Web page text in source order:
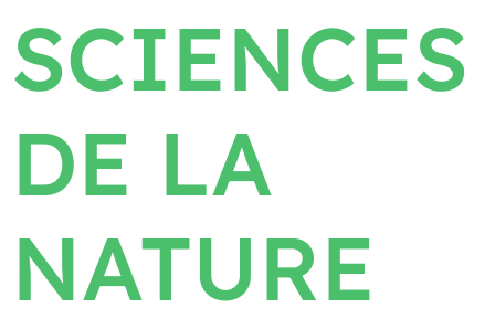
SCIENCES
DE LA
NATURE